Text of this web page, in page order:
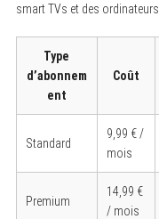
smart TVs et des ordinateurs.
Type
d’abonnem
ent
Coût
Standard
9,99 € /
mois
Premium
14,99 €
/ mois